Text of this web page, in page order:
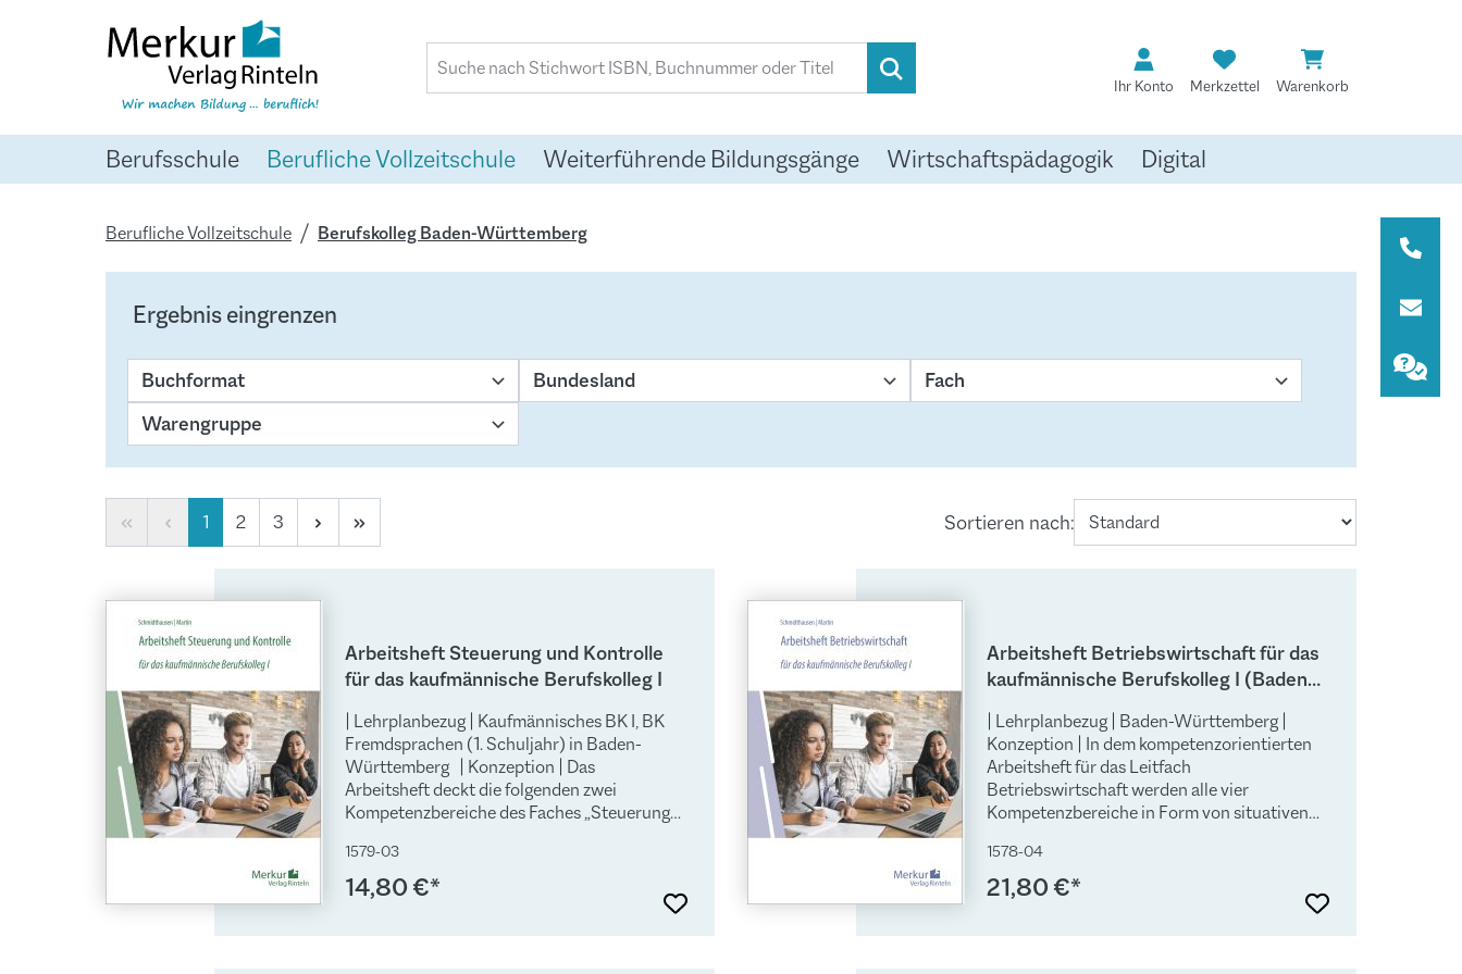
Zur Hauptnavigation springen
Merkzettel
Ihr Konto Warenkorb
Berufsschule Berufliche Vollzeitschule Weiterführende Bildungsgänge Wirtschaftspädagogik Digital
Berufliche Vollzeitschule Berufskolleg Baden-Württemberg
Ergebnis eingrenzen
Buchformat Bundesland
Fach
Warengruppe
Seite
1 Seite
2 Seite
3 Sortieren nach:
Arbeitsheft Steuerung und Kontrolle
für das kaufmännische Berufskolleg I
| Lehrplanbezug | Kaufmännisches BK I, BK
Fremdsprachen (1. Schuljahr) in Baden-
Württemberg | Konzeption | Das
Arbeitsheft deckt die folgenden zwei
Kompetenzbereiche des Faches „Steuerung
Aufgabenstellungen ab: Grundlagen der
Buchführung Dokumentation der
Wertschöpfungsprozesse
1579-03
14,80 €*
Arbeitsheft Betriebswirtschaft für das
kaufmännische Berufskolleg I (Baden-
Württemberg)
| Lehrplanbezug | Baden-Württemberg |
Konzeption | In dem kompetenzorientierten
Arbeitsheft für das Leitfach
Betriebswirtschaft werden alle vier
Kompetenzbereiche in Form von situativen
Arbeitsaufträge sind mehrheitlich so
formuliert, dass sie zielgenau auf die
Aufgabenstellungen in den zentralen
1578-04
21,80 €*